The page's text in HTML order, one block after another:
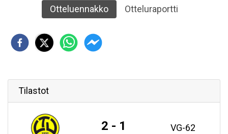
Otteluennakko Otteluraportti
Tilastot
2 - 1 VG-62